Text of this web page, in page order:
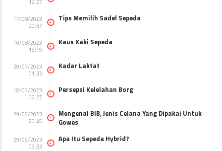
12:27
17/08/2023
20:47
Tips Memilih Sadel Sepeda
10/08/2023
15:19
Kaus Kaki Sepeda
20/07/2023
01:33
Kadar Laktat
18/07/2023
06:27
Persepsi Kelelahan Borg
29/06/2023
20:45
Mengenal BIB, Jenis Celana Yang Dipakai Untuk
Gowes
29/05/2023
03:33
Apa Itu Sepeda Hybrid?